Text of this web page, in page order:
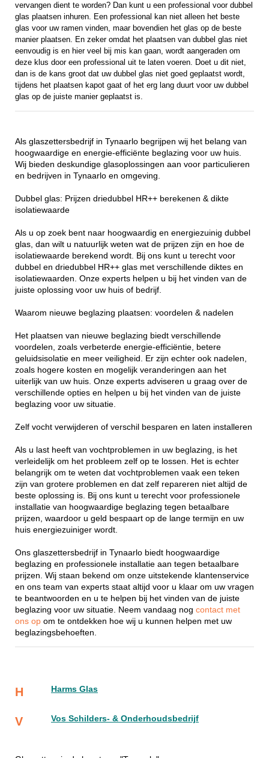
vervangen dient te worden? Dan kunt u een professional voor dubbel
glas plaatsen inhuren. Een professional kan niet alleen het beste
glas voor uw ramen vinden, maar bovendien het glas op de beste
manier plaatsen. En zeker omdat het plaatsen van dubbel glas niet
eenvoudig is en hier veel bij mis kan gaan, wordt aangeraden om
deze klus door een professional uit te laten voeren. Doet u dit niet,
dan is de kans groot dat uw dubbel glas niet goed geplaatst wordt,
tijdens het plaatsen kapot gaat of het erg lang duurt voor uw dubbel
glas op de juiste manier geplaatst is.
Als glaszettersbedrijf in Tynaarlo begrijpen wij het belang van
hoogwaardige en energie-efficiënte beglazing voor uw huis.
Wij bieden deskundige glasoplossingen aan voor particulieren
en bedrijven in Tynaarlo en omgeving.
Dubbel glas: Prijzen driedubbel HR++ berekenen & dikte
isolatiewaarde
Als u op zoek bent naar hoogwaardig en energiezuinig dubbel
glas, dan wilt u natuurlijk weten wat de prijzen zijn en hoe de
isolatiewaarde berekend wordt. Bij ons kunt u terecht voor
dubbel en driedubbel HR++ glas met verschillende diktes en
isolatiewaarden. Onze experts helpen u bij het vinden van de
juiste oplossing voor uw huis of bedrijf.
Waarom nieuwe beglazing plaatsen: voordelen & nadelen
Het plaatsen van nieuwe beglazing biedt verschillende
voordelen, zoals verbeterde energie-efficiëntie, betere
geluidsisolatie en meer veiligheid. Er zijn echter ook nadelen,
zoals hogere kosten en mogelijk veranderingen aan het
uiterlijk van uw huis. Onze experts adviseren u graag over de
verschillende opties en helpen u bij het vinden van de juiste
beglazing voor uw situatie.
Zelf vocht verwijderen of verschil besparen en laten installeren
Als u last heeft van vochtproblemen in uw beglazing, is het
verleidelijk om het probleem zelf op te lossen. Het is echter
belangrijk om te weten dat vochtproblemen vaak een teken
zijn van grotere problemen en dat zelf repareren niet altijd de
beste oplossing is. Bij ons kunt u terecht voor professionele
installatie van hoogwaardige beglazing tegen betaalbare
prijzen, waardoor u geld bespaart op de lange termijn en uw
huis energiezuiniger wordt.
Ons glaszettersbedrijf in Tynaarlo biedt hoogwaardige
beglazing en professionele installatie aan tegen betaalbare
prijzen. Wij staan bekend om onze uitstekende klantenservice
en ons team van experts staat altijd voor u klaar om uw vragen
te beantwoorden en u te helpen bij het vinden van de juiste
beglazing voor uw situatie. Neem vandaag nog contact met
ons op om te ontdekken hoe wij u kunnen helpen met uw
beglazingsbehoeften.
H Harms Glas
V Vos Schilders- & Onderhoudsbedrijf